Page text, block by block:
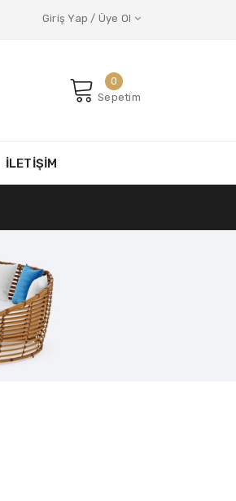
Giriş Yap / Üye Ol
Sepetim
0
İLETİŞİM